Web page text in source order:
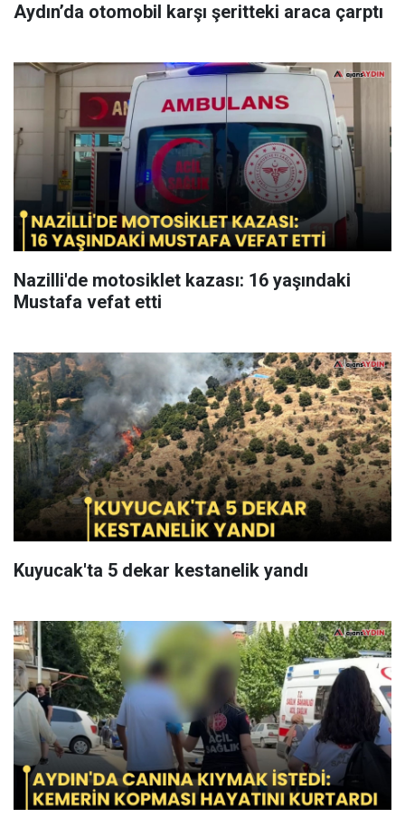
Aydın’da otomobil karşı şeritteki araca çarptı
Nazilli'de motosiklet kazası: 16 yaşındaki
Mustafa vefat etti
Kuyucak'ta 5 dekar kestanelik yandı